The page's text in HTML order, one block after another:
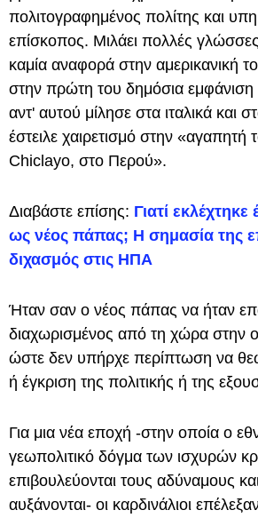
πολιτογραφημένος πολίτης και
επίσκοπος. Μιλάει πολλές
καμία αναφορά στην αμερικανική
στην πρώτη του δημόσια εμφάνιση
αντ' αυτού μίλησε στα ιταλικά και
έστειλε χαιρετισμό στην «αγαπητή
Chiclayo, στο Περού».
Διαβάστε επίσης: Γιατί
ως νέος πάπας; Η σημασία της
διχασμός στις ΗΠΑ
Ήταν σαν ο νέος πάπας να ήταν
διαχωρισμένος από τη χώρα στην
ώστε δεν υπήρχε περίπτωση να
ή έγκριση της πολιτικής ή της
Για μια νέα εποχή -στην οποία ο
γεωπολιτικό δόγμα των ισχυρών
επιβουλεύονται τους αδύναμους
αυξάνονται- οι καρδινάλιοι